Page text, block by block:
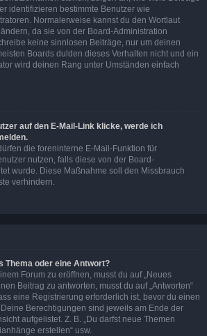
identifizieren bestimmte Benutzer wie
Normalerweise kannst du den Wortlaut
da sie von der Board-Administration
keine sinnlosen Beiträge, nur um deinen
Boards dulden dieses Verhalten nicht und ein
wird deinen Rang unter Umständen einfach
auf den E-Mail-Link klicke, werde ich
die foreninterne E-Mail-Funktion für
nutzen, falls diese von der Board-
wurde. Diese Maßnahme soll den Missbrauch
verhindern.
Thema oder eine Antwort?
Forum zu eröffnen, musst du auf „Neues
Beitrag zu antworten, musst du auf „Antworten“
eine Registrierung erforderlich ist, bevor du einen
Berechtigungen sind jeweils am Ende der
aufgelistet. Z. B. „Du darfst neue Themen
erstellen“ usw.